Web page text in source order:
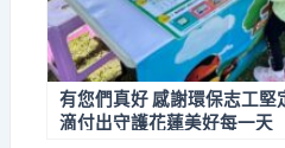
有您們真好 感謝環保志工堅
滴付出守護花蓮美好每一天